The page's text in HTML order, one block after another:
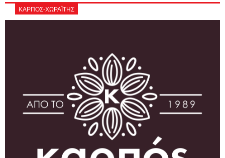
ΚΑΡΠΟΣ-ΧΩΡΑΪΤΗΣ